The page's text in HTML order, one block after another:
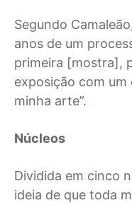
Segundo
anos de um
primeira [mostra],
exposição com
minha arte”.
Núcleos
Dividida em cinco
ideia de que toda